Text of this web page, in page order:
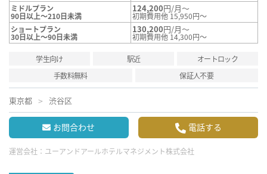
ミドルプラン
90日以上～210日未満
124,200円/月～
初期費用他 15,950円～
ショートプラン
30日以上～90日未満
130,200円/月～
初期費用他 14,300円～
学生向け 駅近
オートロック
手数料無料
保証人不要
東京都 渋谷区
お問合わせ 電話する
運営会社： ユーアンドアールホテルマネジメント株式会社